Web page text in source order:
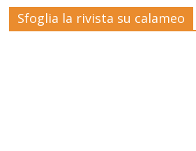
Sfoglia la rivista su calameo